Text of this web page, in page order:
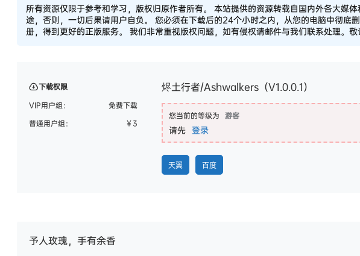
所有资源仅限于参考和学习，版权归原作者所有。 本站提供的资源转载自国内外各大媒
途，否则，一切后果请用户自负。 您必须在下载后的24个小时之内，从您的电脑中彻底
册，得到更好的正版服务。 我们非常重视版权问题，如有侵权请邮件与我们联系处理。敬
下载权限
VIP用户组：
免费下载
普通用户组：
￥3
烬土行者/Ashwalkers（V1.0.0.1）
您当前的等级为 游客
请先 登录
天翼 百度
予人玫瑰，手有余香